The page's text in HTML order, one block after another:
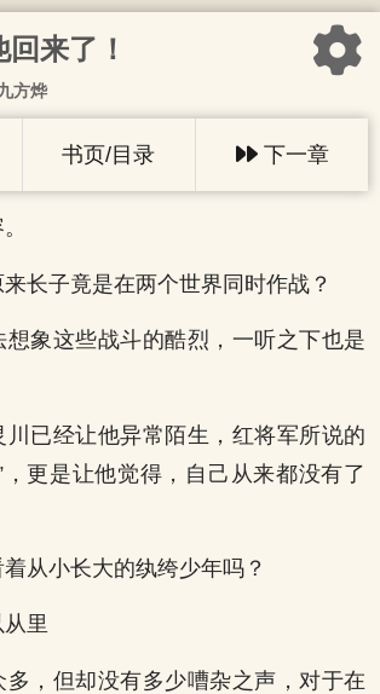
来了！
方烨
书页/目录 下一章
长子竟是在两个世界同时作战？
想象这些战斗的酷烈，一听之下也是
川已经让他异常陌生，红将军所说的
，更是让他觉得，自己从来都没有了
从小长大的纨绔少年吗？
里
多，但却没有多少嘈杂之声，对于在